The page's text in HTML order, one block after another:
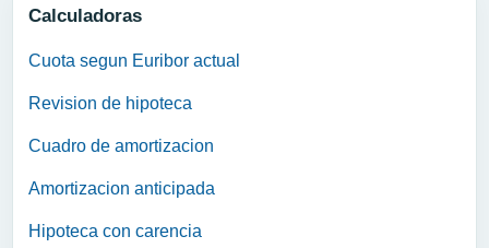
Calculadoras
Cuota segun Euribor actual
Revision de hipoteca
Cuadro de amortizacion
Amortizacion anticipada
Hipoteca con carencia